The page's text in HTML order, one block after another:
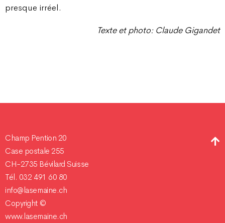
presque irréel.
Texte et photo: Claude Gigandet
Champ Pention 20
Case postale 255
CH-2735 Bévilard Suisse
Tél. 032 491 60 80
info@lasemaine.ch
Copyright ©
www.lasemaine.ch